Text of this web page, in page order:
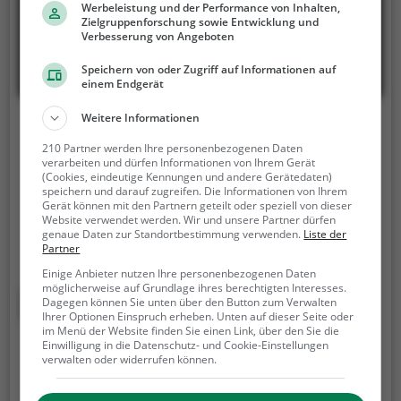
Falknerei im Sauerland
Oberstraße 91, 59964 Medebach
Die Falknerei im Sauerland ist eine Falknerei in
Medebach. Neben der Pflege und Aufzucht von
Greifvögeln bietet die Falknerei auch regelmäßige
Besuchszeiten und Flugvorführungen an.
genauen Termine für die Flugshows findest du auf
der Website
Mehr erfahren
Greifvogelparks in Langenfeld
(Rheinland)
Werbeleistung und der Performance von Inhalten,
Zielgruppenforschung sowie Entwicklung und
Verbesserung von Angeboten
Speichern von oder Zugriff auf Informationen auf
einem Endgerät
Weitere Informationen
210 Partner werden Ihre personenbezogenen Daten
verarbeiten und dürfen Informationen von Ihrem Gerät
(Cookies, eindeutige Kennungen und andere Gerätedaten)
speichern und darauf zugreifen. Die Informationen von Ihrem
Gerät können mit den Partnern geteilt oder speziell von dieser
Website verwendet werden. Wir und unsere Partner dürfen
genaue Daten zur Standortbestimmung verwenden. Liste der
Partner
Einige Anbieter nutzen Ihre personenbezogenen Daten
möglicherweise auf Grundlage ihres berechtigten Interesses.
Dagegen können Sie unten über den Button zum Verwalten
Ihrer Optionen Einspruch erheben. Unten auf dieser Seite oder
im Menü der Website finden Sie einen Link, über den Sie die
Einwilligung in die Datenschutz- und Cookie-Einstellungen
verwalten oder widerrufen können.